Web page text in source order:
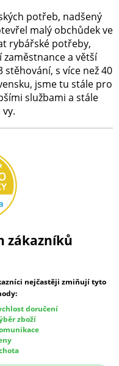
potřeb, nadšený
malý obchůdek ve
rybářské potřeby,
a větší
stěhování, s více než 40
jsme tu stále pro
službami a stále
zákazníků
nejčastěji zmiňují tyto
doručení
zboží